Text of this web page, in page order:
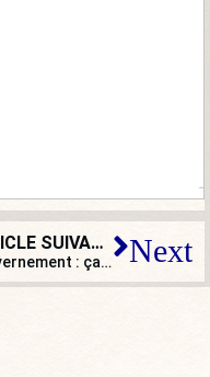
ARTICLE SUIVANT
Gouvernement : ça ne se bouscule pas au portillon des municipales… Next